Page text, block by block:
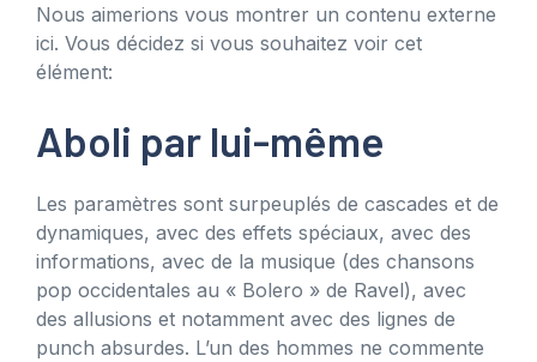
Nous aimerions vous montrer un contenu externe
ici. Vous décidez si vous souhaitez voir cet
élément:
Aboli par lui-même
Les paramètres sont surpeuplés de cascades et de
dynamiques, avec des effets spéciaux, avec des
informations, avec de la musique (des chansons
pop occidentales au « Bolero » de Ravel), avec
des allusions et notamment avec des lignes de
punch absurdes. L’un des hommes ne commente